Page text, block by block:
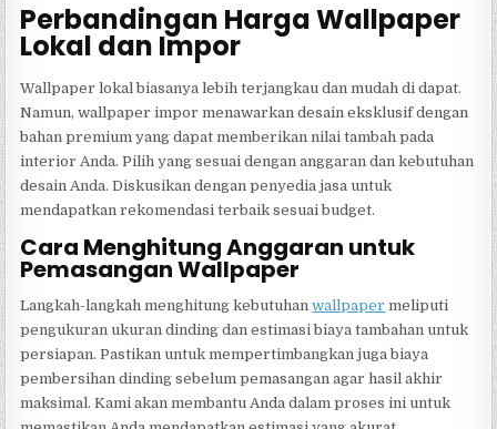
Perbandingan Harga Wallpaper
Lokal dan Impor
Wallpaper lokal biasanya lebih terjangkau dan mudah di dapat.
Namun, wallpaper impor menawarkan desain eksklusif dengan
bahan premium yang dapat memberikan nilai tambah pada
interior Anda. Pilih yang sesuai dengan anggaran dan kebutuhan
desain Anda. Diskusikan dengan penyedia jasa untuk
mendapatkan rekomendasi terbaik sesuai budget.
Cara Menghitung Anggaran untuk
Pemasangan Wallpaper
Langkah-langkah menghitung kebutuhanwallpaper meliputi
pengukuran ukuran dinding dan estimasi biaya tambahan untuk
persiapan. Pastikan untuk mempertimbangkan juga biaya
pembersihan dinding sebelum pemasangan agar hasil akhir
maksimal. Kami akan membantu Anda dalam proses ini untuk